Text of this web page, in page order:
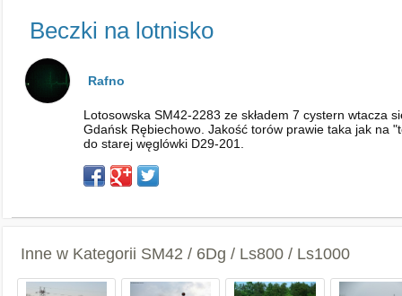
Beczki na lotnisko
Rafno
Lotosowska SM42-2283 ze składem 7 cystern wtacza
Gdańsk Rębiechowo. Jakość torów prawie taka jak na
do starej węglówki D29-201.
Inne w Kategorii SM42 / 6Dg / Ls800 / Ls1000